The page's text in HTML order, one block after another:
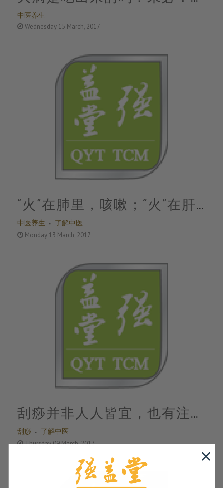
中医养生
80％的疾病跟心理因素有关
Wednesday 15 March, 2017
中医养生 了解中医
“火”在肺里，咳嗽；“火”在肝
里，失眠；“火”在胃里，口
Monday 13 March, 2017
刮痧 了解中医
刮痧并非人人皆宜，也有注意
事项和禁忌
Thursday 09 March, 2017